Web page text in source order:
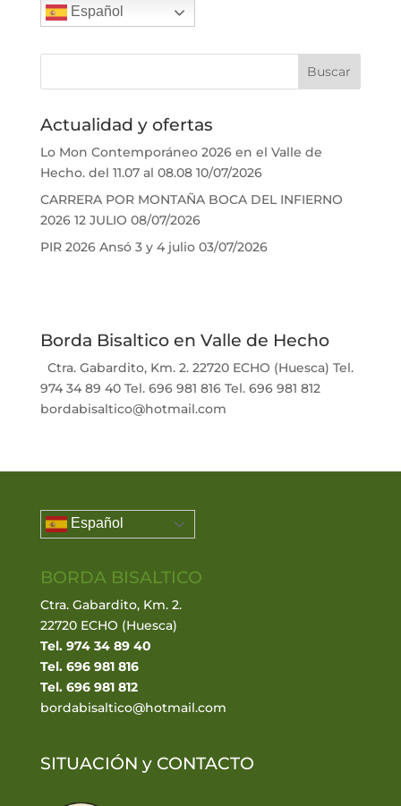
Español
Actualidad y ofertas
Lo Mon Contemporáneo 2026 en el Valle de
Hecho. del 11.07 al 08.08 10/07/2026
CARRERA POR MONTAÑA BOCA DEL INFIERNO
2026 12 JULIO 08/07/2026
PIR 2026 Ansó 3 y 4 julio 03/07/2026
Borda Bisaltico en Valle de Hecho
Ctra. Gabardito, Km. 2. 22720 ECHO (Huesca) Tel.
974 34 89 40 Tel. 696 981 816 Tel. 696 981 812
bordabisaltico@hotmail.com
Español
BORDA BISALTICO
Ctra. Gabardito, Km. 2.
22720 ECHO (Huesca)
Tel. 974 34 89 40
Tel. 696 981 816
Tel. 696 981 812
bordabisaltico@hotmail.com
SITUACIÓN y CONTACTO